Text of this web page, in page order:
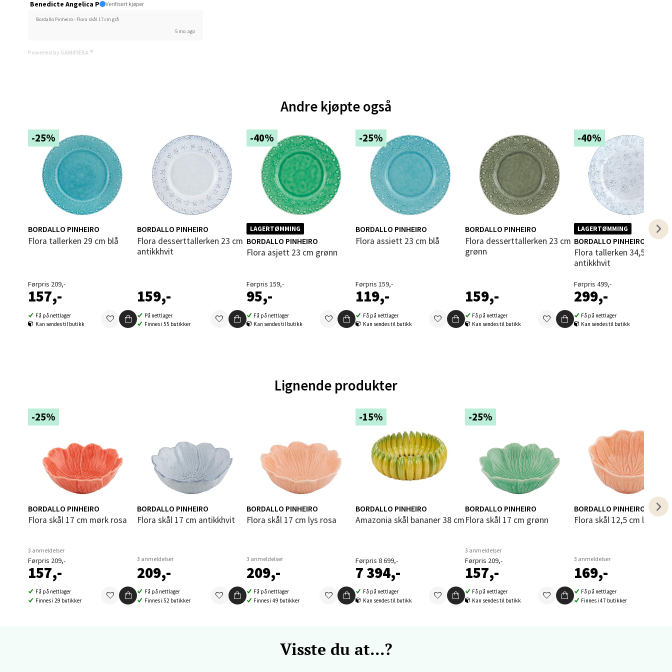
Benedicte Angelica P Verifisert kjøper
Bordallo Pinheiro - Flora skål 17 cm grå
5 mo. ago
Powered by GAMIFIERA.®
Andre kjøpte også
-25%
BORDALLO PINHEIRO
Flora tallerken 29 cm blå
Førpris 209,-
157,-
Få på nettlager
Kan sendes til butikk
BORDALLO PINHEIRO
Flora desserttallerken 23 cm
antikkhvit
159,-
På nettlager
Finnes i 55 butikker
-40%
LAGERTØMMING
BORDALLO PINHEIRO
Flora asjett 23 cm grønn
Førpris 159,-
95,-
Få på nettlager
Kan sendes til butikk
-25%
BORDALLO PINHEIRO
Flora assiett 23 cm blå
Førpris 159,-
119,-
Få på nettlager
Kan sendes til butikk
BORDALLO PINHEIRO
Flora desserttallerken 23 cm
grønn
159,-
Få på nettlager
Kan sendes til butikk
-40%
LAGERTØMMING
BORDALLO PINHEIRO
Flora tallerken 34,5 cm
antikkhvit
Førpris 499,-
299,-
Få på nettlager
Kan sendes til butikk
Lignende produkter
-25%
BORDALLO PINHEIRO
Flora skål 17 cm mørk rosa
3 anmeldelser
Førpris 209,-
157,-
Få på nettlager
Finnes i 29 butikker
BORDALLO PINHEIRO
Flora skål 17 cm antikkhvit
3 anmeldelser
209,-
Få på nettlager
Finnes i 52 butikker
BORDALLO PINHEIRO
Flora skål 17 cm lys rosa
3 anmeldelser
209,-
Få på nettlager
Finnes i 49 butikker
-15%
BORDALLO PINHEIRO
Amazonia skål bananer 38 cm
Førpris 8 699,-
7 394,-
Få på nettlager
Kan sendes til butikk
-25%
BORDALLO PINHEIRO
Flora skål 17 cm grønn
3 anmeldelser
Førpris 209,-
157,-
Få på nettlager
Kan sendes til butikk
BORDALLO PINHEIRO
Flora skål 12,5 cm lys rosa
3 anmeldelser
169,-
Få på nettlager
Finnes i 47 butikker
Visste du at...?
Sartorvegen 12, 5353 Straume
0 i butikk
Trondheim - Sirkus Shopping
Falkenborgveien 5, 7044 Trondheim
Åpent i dag 09-21
0 i butikk
Ski Storsenter, Jernbanesvingen 6, 1400 Ski
Åpent i dag 10-21
0 i butikk
Velg
Strangata 26, 8400 Sortland
Steinkjer - Thon Senter Steinkjer
Sjøfartsgata 2, 7714 Steinkjer
Åpent i dag 10-20
Torgbakken 2, 5401 Stord
Åpent i dag 10-17
0 i butikk
Vitaminveien 7 - 9, 0485 Oslo